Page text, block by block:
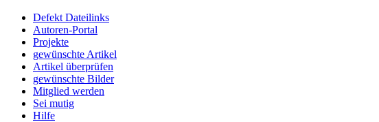
Defekt Dateilinks
Autoren-Portal
Projekte
gewünschte Artikel
Artikel überprüfen
gewünschte Bilder
Mitglied werden
Sei mutig
Hilfe